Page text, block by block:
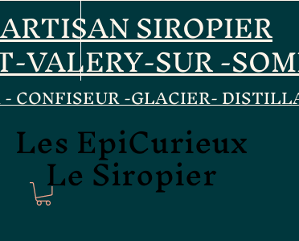
ARTISAN SIROPIER
VALERY-SUR -
CONFISEUR -GLACIER-
Les EpiCurieux
Le Siropier
Les EpiCurieux
Le Siropier